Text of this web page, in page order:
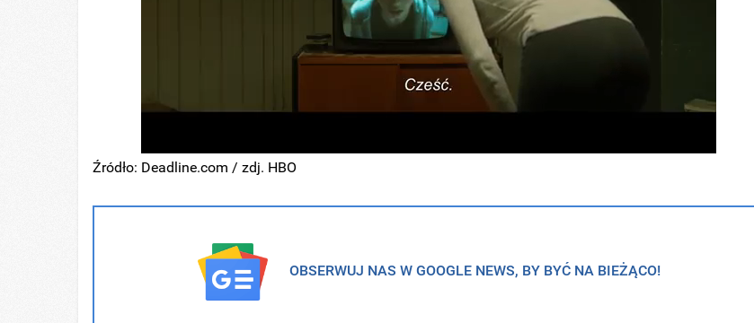
Źródło: Deadline.com / zdj. HBO
OBSERWUJ NAS W GOOGLE NEWS, BY BYĆ NA BIEŻĄCO!